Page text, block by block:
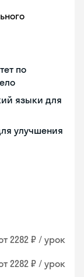
по
языки для
улучшения
2282 ₽ / урок
2282 ₽ / урок